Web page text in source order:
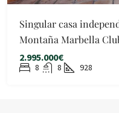
Singular casa
Montaña Marbella
2.995.000€
8 8 928